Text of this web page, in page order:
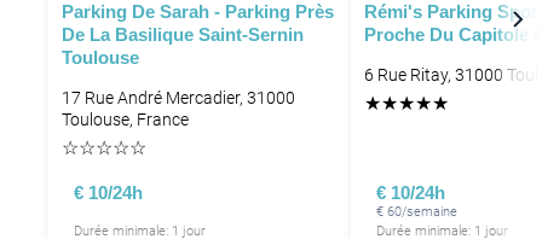
Parking De Sarah - Parking Près
De La Basilique Saint-Sernin
Toulouse
17 Rue André Mercadier, 31000
Toulouse, France
☆☆☆☆☆
€ 10/24h
Durée minimale: 1 jour
Rémi's Parking Spot
Proche Du Capitole
6 Rue Ritay, 31000
★★★★★
€ 10/24h
€ 60/semaine
Durée minimale: 1 jour